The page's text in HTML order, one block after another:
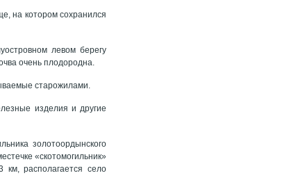
на котором сохранился
левом берегу
очень плодородна.
старожилами.
изделия и другие
золотоордынского
«скотомогильник»
располагается село